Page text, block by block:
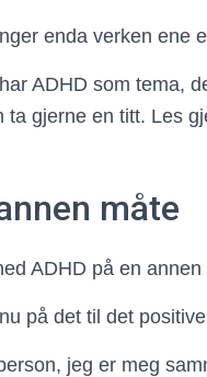
enda verken ene
ADHD som tema,
gjerne en titt. Les
måte
ADHD på en annen
på det til det
jeg er meg